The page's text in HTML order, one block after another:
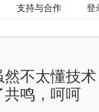
支持与合作 登
然不太懂技
共鸣，呵呵